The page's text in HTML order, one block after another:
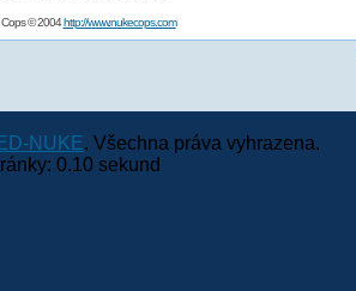
© 2004http://www.nukecops.com
NUKE. Všechna práva vyhrazena.
0.10 sekund